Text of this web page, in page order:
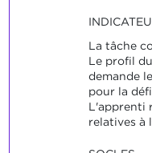
La tâche
Le profil
demande
pour la
L'apprenti
relatives à